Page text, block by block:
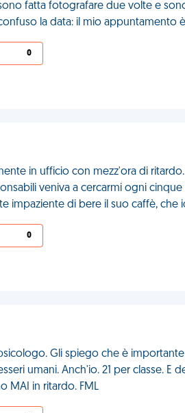
fatta fotografare due volte e
la data: il mio appuntamento
0
in ufficio con mezz'ora di
veniva a cercarmi ogni
impaziente di bere il suo caffè, che
0
Gli spiego che è
umani. Anch'io. 21 per classe.
MAI in ritardo. FML